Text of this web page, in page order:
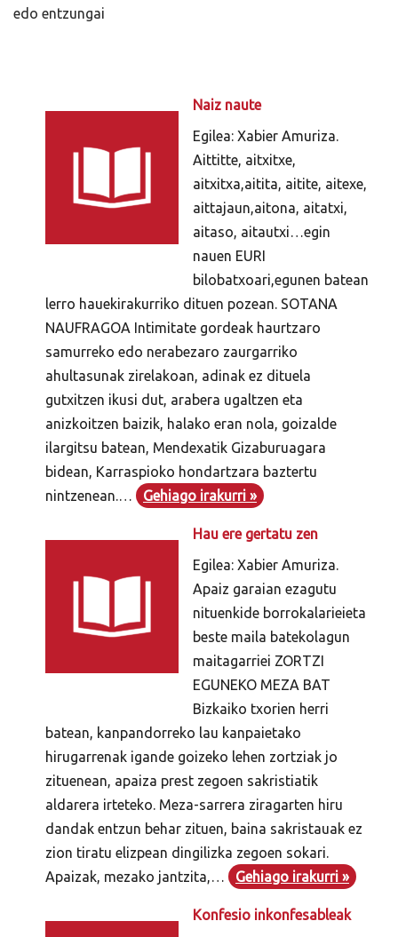
edo entzungai
Naiz naute
Egilea: Xabier Amuriza.
Aittitte, aitxitxe,
aitxitxa,aitita, aitite, aitexe,
aittajaun,aitona, aitatxi,
aitaso, aitautxi…egin
nauen EURI
bilobatxoari,egunen batean
lerro hauekirakurriko dituen pozean. SOTANA
NAUFRAGOA Intimitate gordeak haurtzaro
samurreko edo nerabezaro zaurgarriko
ahultasunak zirelakoan, adinak ez dituela
gutxitzen ikusi dut, arabera ugaltzen eta
anizkoitzen baizik, halako eran nola, goizalde
ilargitsu batean, Mendexatik Gizaburuagara
bidean, Karraspioko hondartzara baztertu
nintzenean.…
Gehiago irakurri »
Hau ere gertatu zen
Egilea: Xabier Amuriza.
Apaiz garaian ezagutu
nituenkide borrokalarieieta
beste maila batekolagun
maitagarriei ZORTZI
EGUNEKO MEZA BAT
Bizkaiko txorien herri
batean, kanpandorreko lau kanpaietako
hirugarrenak igande goizeko lehen zortziak jo
zituenean, apaiza prest zegoen sakristiatik
aldarera irteteko. Meza-sarrera ziragarten hiru
dandak entzun behar zituen, baina sakristauak ez
zion tiratu elizpean dingilizka zegoen sokari.
Apaizak, mezako jantzita,…
Gehiago irakurri »
Konfesio inkonfesableak